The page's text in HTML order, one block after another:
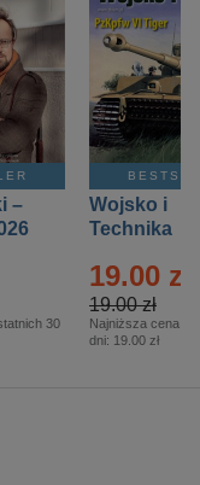
–
30
Wojsko i
Technika
– 2/2026
19.00 zł
19.00 zł
Najniższa cena z
dni: 19.00 zł